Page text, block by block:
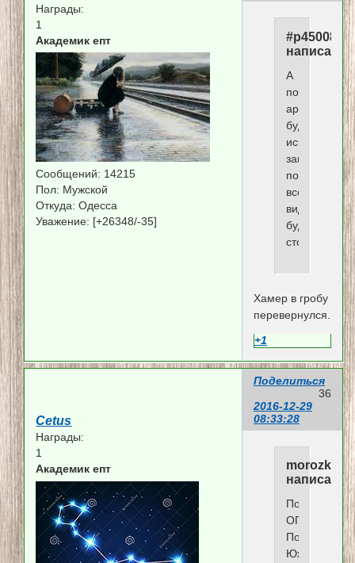
Награды:
1
Академик епт
Сообщений: 14215
Пол: Мужской
Откуда: Одесса
Уважение: [+26348/-35]
А
пока
арендатора
будут
искать,
завод,
по
всей
видимости,
будет
стоять.
Хамер в гробу
перевернулся.....
+1
Поделиться
36
2016-12-29
08:33:28
Cetus
Награды:
1
Академик епт
morozka
Пока,
ОПЗ.
Пока,
Южный.